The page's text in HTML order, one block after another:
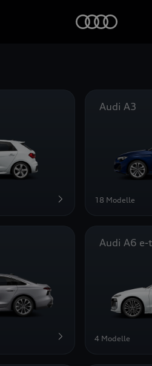
Audi A3
18 Modelle
Audi A6
4 Modelle